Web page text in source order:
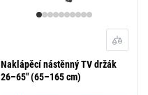
Naklápěcí nástěnný TV držák
26–65" (65–165 cm)